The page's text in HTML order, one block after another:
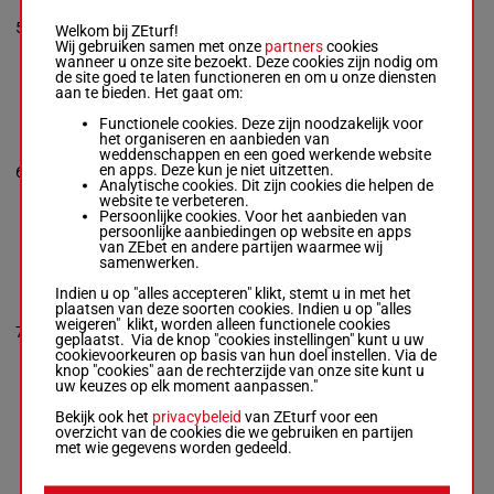
5
Barraza
Box: 5 -R/4 -56.5
5p 5p 4p 7p 5p
R/4
6
LA TOTUGA
Antonio G. Perez
Ray A. Enlow
M/4 -56.5
4p 2p 4p 2p 1p
M/456.5
kg
4p 2p 4p
2p 1p
6
7
BF HANNAS
WAGON
Rolando
Raudales-
Fidencio L.
Jimenez
Box: 7 -R/3 -56
7p 1p 3p 6p 5p
R/3 56 kg
7p 1p 3p
6p 5p
7
HES A HARLEY
Benn-Gary K.
Welkom bij ZEturf!
Wij gebruiken samen met onze partnerscookies
wanneer u onze site bezoekt. Deze cookies zijn nodig om
de site goed te laten functioneren en om u onze diensten
aan te bieden. Het gaat om:
Functionele cookies. Deze zijn noodzakelijk voor
het organiseren en aanbieden van
weddenschappen en een goed werkende website
en apps. Deze kun je niet uitzetten.
Analytische cookies. Dit zijn cookies die helpen de
website te verbeteren.
Persoonlijke cookies. Voor het aanbieden van
persoonlijke aanbiedingen op website en apps
van ZEbet en andere partijen waarmee wij
samenwerken.
Indien u op "alles accepteren" klikt, stemt u in met het
plaatsen van deze soorten cookies. Indien u op "alles
weigeren" klikt, worden alleen functionele cookies
geplaatst. Via de knop "cookies instellingen" kunt u uw
cookievoorkeuren op basis van hun doel instellen. Via de
knop "cookies" aan de rechterzijde van onze site kunt u
uw keuzes op elk moment aanpassen."
Bekijk ook het privacybeleid van ZEturf voor een
overzicht van de cookies die we gebruiken en partijen
met wie gegevens worden gedeeld.